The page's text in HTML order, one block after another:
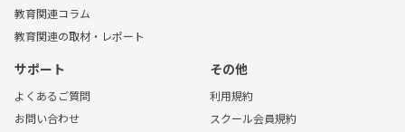
教育関連コラム
教育関連の取材・レポート
サポート
よくあるご質問
お問い合わせ
その他
利用規約
スクール会員規約